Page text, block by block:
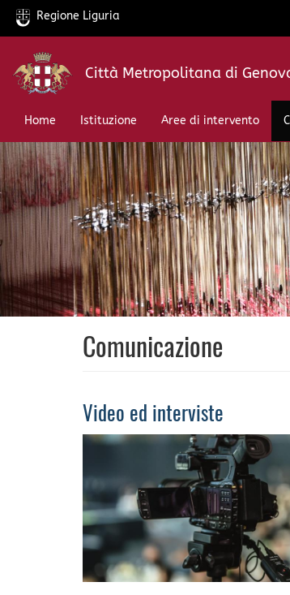
Salta
contenuto
Regione Liguria
Città Metropolitana di
Home
Istituzione Aree di intervento
Comunicazione
Video ed interviste